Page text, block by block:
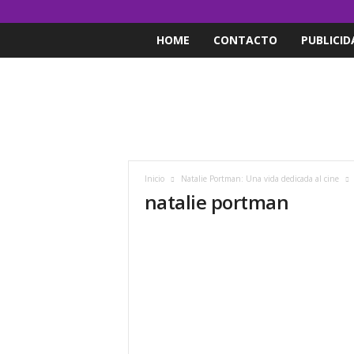
HOME CONTACTO
Inicio Natalie Portman: Una vida dedicada al cine
natalie portman